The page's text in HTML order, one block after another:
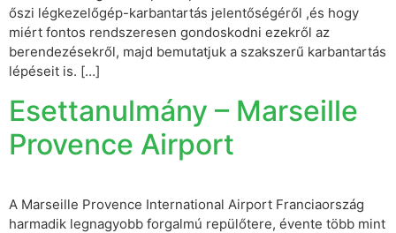
őszi légkezelőgép-karbantartás jelentőségéről ,és hogy
miért fontos rendszeresen gondoskodni ezekről az
berendezésekről, majd bemutatjuk a szakszerű karbantartás
lépéseit is. […]
Esettanulmány – Marseille
Provence Airport
A Marseille Provence International Airport Franciaország
harmadik legnagyobb forgalmú repülőtere, évente több mint